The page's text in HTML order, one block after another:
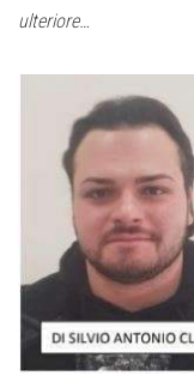
ulteriore…